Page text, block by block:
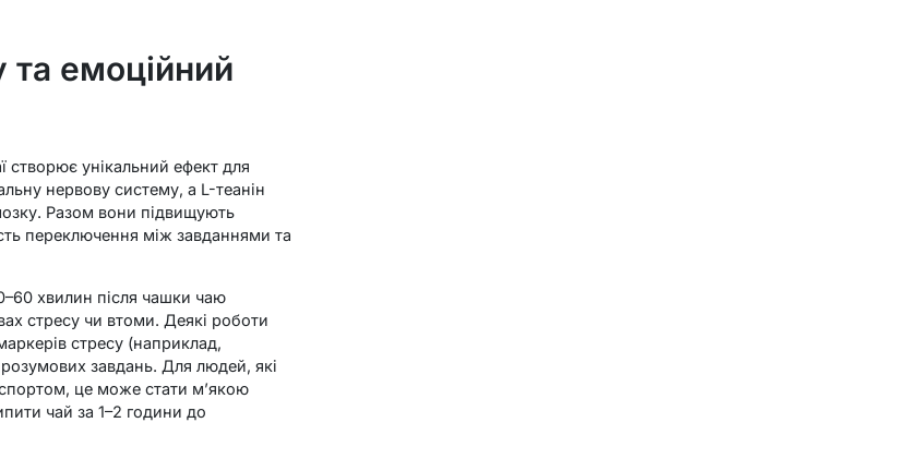
та емоційний
створює унікальний ефект для
нервову систему, а L-теанін
Разом вони підвищують
переключення між завданнями та
хвилин після чашки чаю
стресу чи втоми. Деякі роботи
стресу (наприклад,
завдань. Для людей, які
це може стати м’якою
чай за 1–2 години до